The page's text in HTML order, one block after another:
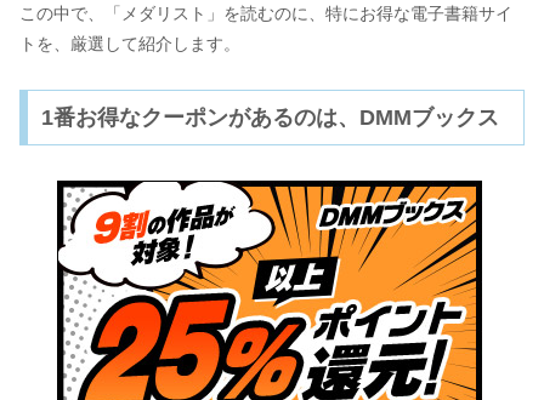
この中で、「メダリスト」を読むのに、特にお得な電子書籍サイ
トを、厳選して紹介します。
1番お得なクーポンがあるのは、DMMブックス